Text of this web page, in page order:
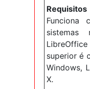
Funciona
superior é
Windows,
X.